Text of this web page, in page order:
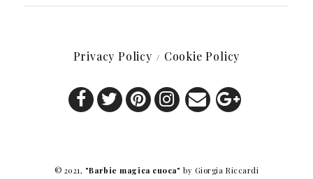
Privacy Policy Cookie Policy
© 2021, "Barbie magica cuoca" by Giorgia Riccardi